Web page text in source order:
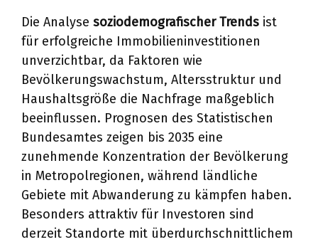
Die Analyse soziodemografischer Trends ist
für erfolgreiche Immobilieninvestitionen
unverzichtbar, da Faktoren wie
Bevölkerungswachstum, Altersstruktur und
Haushaltsgröße die Nachfrage maßgeblich
beeinflussen. Prognosen des Statistischen
Bundesamtes zeigen bis 2035 eine
zunehmende Konzentration der Bevölkerung
in Metropolregionen, während ländliche
Gebiete mit Abwanderung zu kämpfen haben.
Besonders attraktiv für Investoren sind
derzeit Standorte mit überdurchschnittlichem